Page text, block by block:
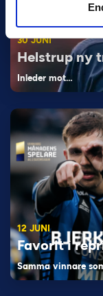
30 JUNI
Helstrup ny
Inleder mot…
12 JUNI
Favorit i
Samma vinnare